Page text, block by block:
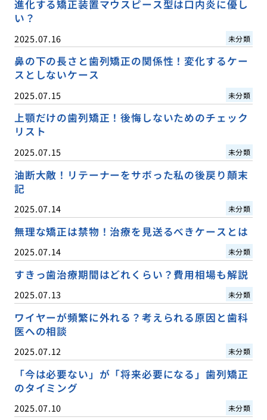
進化する矯正装置マウスピース型は口内炎に優し
い？
2025.07.16 未分類
鼻の下の長さと歯列矯正の関係性！変化するケー
スとしないケース
2025.07.15 未分類
上顎だけの歯列矯正！後悔しないためのチェック
リスト
2025.07.15 未分類
油断大敵！リテーナーをサボった私の後戻り顛末
記
2025.07.14 未分類
無理な矯正は禁物！治療を見送るべきケースとは
2025.07.14 未分類
すきっ歯治療期間はどれくらい？費用相場も解説
2025.07.13 未分類
ワイヤーが頻繁に外れる？考えられる原因と歯科
医への相談
2025.07.12 未分類
「今は必要ない」が「将来必要になる」歯列矯正
のタイミング
2025.07.10 未分類